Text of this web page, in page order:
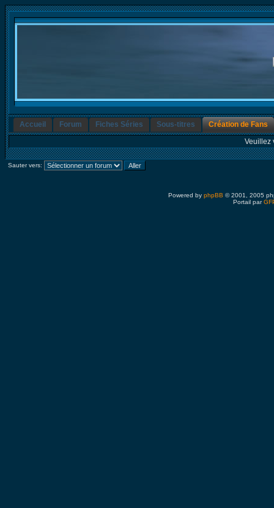
Accueil Forum Fiches Séries Sous-titres
Création de Fans
Veuillez
Sauter vers:
Powered by phpBB © 2001, 2005
Portail par